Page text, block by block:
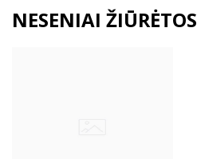
NESENIAI ŽIŪRĖTOS